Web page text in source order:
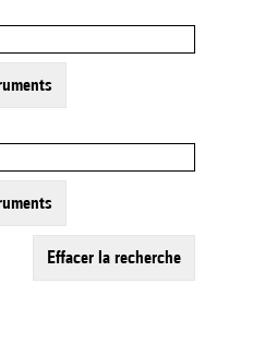
effacer la recherche